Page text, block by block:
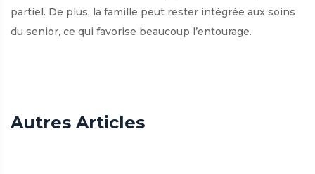
partiel. De plus, la famille peut rester intégrée aux soins
du senior, ce qui favorise beaucoup l’entourage.
Autres Articles